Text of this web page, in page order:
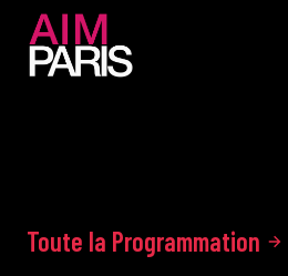
Toute la Programmation